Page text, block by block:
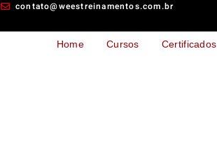
contato@weestreinamentos.com.br
Home Cursos Certificados